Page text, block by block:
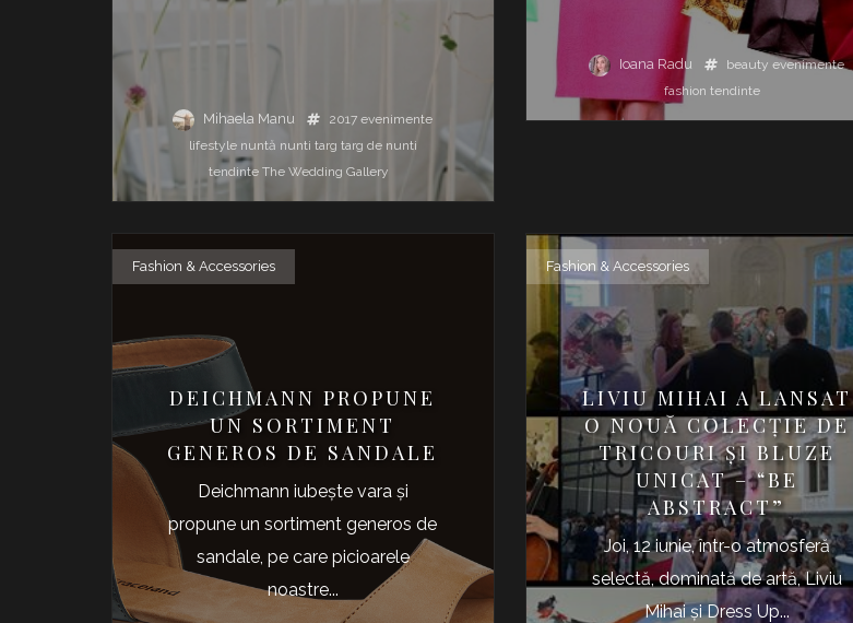
Mihaela Manu 2017 evenimente
lifestyle nuntă nunti targ targ de nunti
tendinte The Wedding Gallery
Ioana Radu beauty evenimente
fashion tendinte
Fashion & Accessories
DEICHMANN PROPUNE
UN SORTIMENT
GENEROS DE SANDALE
Deichmann iubeşte vara şi
propune un sortiment generos de
sandale, pe care picioarele
noastre...
Fashion & Accessories
LIVIU MIHAI A LANSAT
O NOUĂ COLECŢIE DE
TRICOURI ŞI BLUZE
UNICAT – “BE
ABSTRACT”
Joi, 12 iunie, într-o atmosferă
selectă, dominată de artă, Liviu
Mihai şi Dress Up...